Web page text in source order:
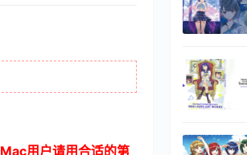
Mac用户请用合适的第